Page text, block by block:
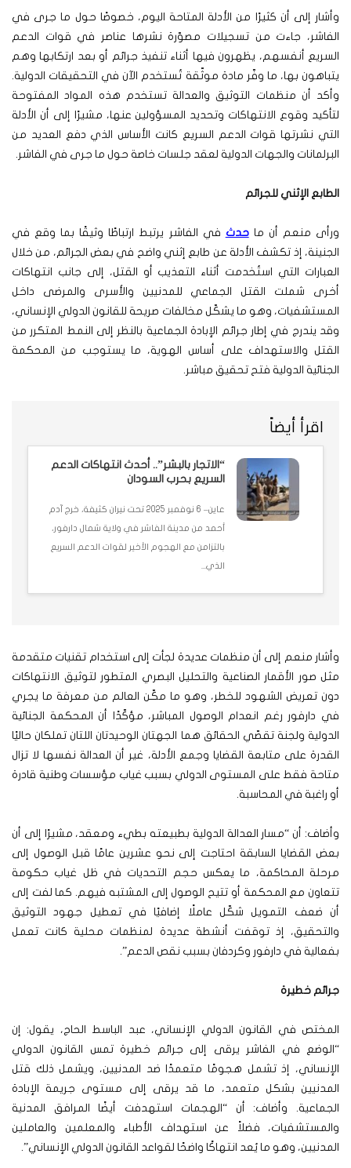
وأشار إلى أن كثيرًا من الأدلة المتاحة اليوم، خصوصًا حول ما جرى في
الفاشر، جاءت من تسجيلات مصوّرة نشرها عناصر في قوات الدعم
السريع أنفسهم، يظهرون فيها أثناء تنفيذ جرائم أو بعد ارتكابها وهم
يتباهون بها، ما وفّر مادة موثّقة تُستخدم الآن في التحقيقات الدولية.
وأكد أن منظمات التوثيق والعدالة تستخدم هذه المواد المفتوحة
لتأكيد وقوع الانتهاكات وتحديد المسؤولين عنها، مشيرًا إلى أن الأدلة
التي نشرتها قوات الدعم السريع كانت الأساس الذي دفع العديد من
البرلمانات والجهات الدولية لعقد جلسات خاصة حول ما جرى في الفاشر.
الطابع الإثني للجرائم
ورأى منعم أن ماحدث في الفاشر يرتبط ارتباطًا وثيقًا بما وقع في
الجنينة، إذ تكشف الأدلة عن طابع إثني واضح في بعض الجرائم، من خلال
العبارات التي استُخدمت أثناء التعذيب أو القتل، إلى جانب انتهاكات
أخرى شملت القتل الجماعي للمدنيين والأسرى والمرضى داخل
المستشفيات، وهو ما يشكّل مخالفات صريحة للقانون الدولي الإنساني،
وقد يندرج في إطار جرائم الإبادة الجماعية بالنظر إلى النمط المتكرر من
القتل والاستهداف على أساس الهوية، ما يستوجب من المحكمة
الجنائية الدولية فتح تحقيق مباشر.
اقرأ أيضاً
“الاتجار بالبشر”.. أحدث انتهاكات الدعم
السريع بحرب السودان
عاين– 6 نوفمبر 2025 تحت نيران كثيفة، خرج آدم
أحمد من مدينة الفاشر في ولاية شمال دارفور،
بالتزامن مع الهجوم الأخير لقوات الدعم السريع
الذي...
وأشار منعم إلى أن منظمات عديدة لجأت إلى استخدام تقنيات متقدمة
مثل صور الأقمار الصناعية والتحليل البصري المتطور لتوثيق الانتهاكات
دون تعريض الشهود للخطر، وهو ما مكّن العالم من معرفة ما يجري
في دارفور رغم انعدام الوصول المباشر، مؤكّدًا أن المحكمة الجنائية
الدولية ولجنة تقصّي الحقائق هما الجهتان الوحيدتان اللتان تملكان حاليًا
القدرة على متابعة القضايا وجمع الأدلة، غير أن العدالة نفسها لا تزال
متاحة فقط على المستوى الدولي بسبب غياب مؤسسات وطنية قادرة
أو راغبة في المحاسبة.
وأضاف: أن “مسار العدالة الدولية بطبيعته بطيء ومعقد، مشيرًا إلى أن
بعض القضايا السابقة احتاجت إلى نحو عشرين عامًا قبل الوصول إلى
مرحلة المحاكمة، ما يعكس حجم التحديات في ظل غياب حكومة
تتعاون مع المحكمة أو تتيح الوصول إلى المشتبه فيهم. كما لفت إلى
أن ضعف التمويل شكّل عاملًا إضافيًا في تعطيل جهود التوثيق
والتحقيق، إذ توقفت أنشطة عديدة لمنظمات محلية كانت تعمل
بفعالية في دارفور وكردفان بسبب نقص الدعم”.
جرائم خطيرة
المختص في القانون الدولي الإنساني، عبد الباسط الحاج، يقول: إن
“الوضع في الفاشر يرقى إلى جرائم خطيرة تمس القانون الدولي
الإنساني، إذ تشمل هجومًا متعمدًا ضد المدنيين، ويشمل ذلك قتل
المدنيين بشكل متعمد، ما قد يرقى إلى مستوى جريمة الإبادة
الجماعية. وأضاف: أن “الهجمات استهدفت أيضًا المرافق المدنية
والمستشفيات، فضلاً عن استهداف الأطباء والمعلمين والعاملين
المدنيين، وهو ما يُعد انتهاكًا واضحًا لقواعد القانون الدولي الإنساني”.